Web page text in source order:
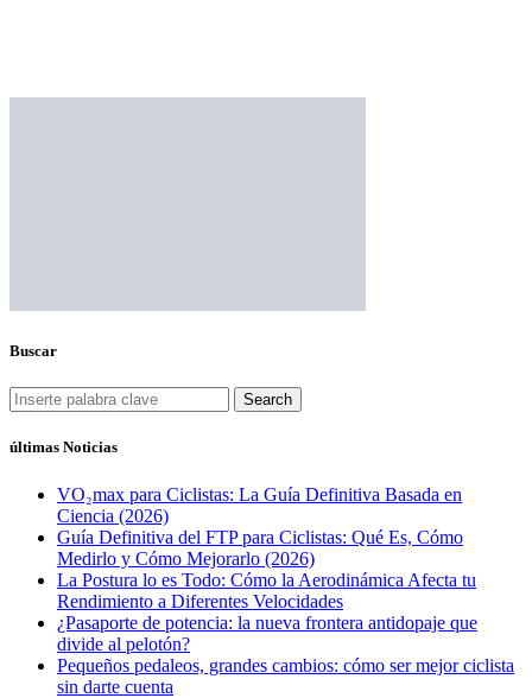
Buscar
Search
últimas Noticias
VO₂max para Ciclistas: La Guía Definitiva Basada en
Ciencia (2026)
Guía Definitiva del FTP para Ciclistas: Qué Es, Cómo
Medirlo y Cómo Mejorarlo (2026)
La Postura lo es Todo: Cómo la Aerodinámica Afecta tu
Rendimiento a Diferentes Velocidades
¿Pasaporte de potencia: la nueva frontera antidopaje que
divide al pelotón?
Pequeños pedaleos, grandes cambios: cómo ser mejor ciclista
sin darte cuenta